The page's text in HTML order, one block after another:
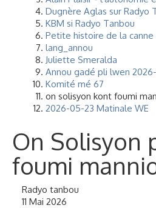
Dugnère Aglas sur Radyo
KBM si Radyo Tanbou
Petite histoire de la
lang_annou
Juliette Smeralda
Annou gadé pli lwen 2026-
Komité mé 67
on solisyon kont foumi
2026-05-23 Matinale WE
On Solisyon
foumi
Radyo tanbou
11 Mai 2026